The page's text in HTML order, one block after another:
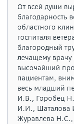
От всей души
благодарность
областного
госпиталя
благородный
лечащему врачу
высочайший
пациентам,
весь младший
И.В., Горобец
И.И., Шаталова
Журавлева Н.С.,